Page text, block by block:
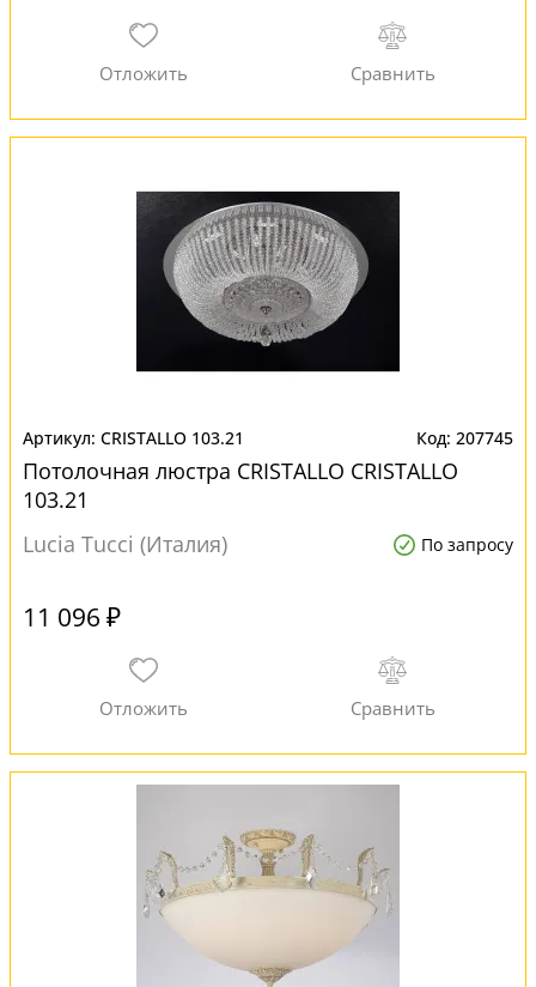
CRISTALLO 103.21 207745
Потолочная люстра CRISTALLO CRISTALLO
103.21
Lucia Tucci (Италия)
По запросу
11 096 ₽